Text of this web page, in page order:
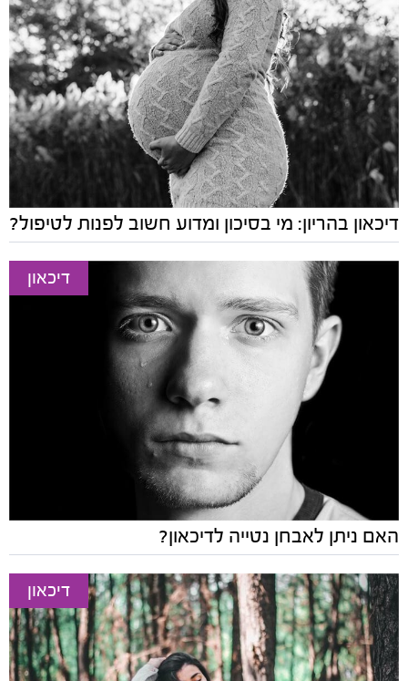
דיכאון בהריון: מי בסיכון ומדוע חשוב לפנות לטיפול?
דיכאון
האם ניתן לאבחן נטייה לדיכאון?
דיכאון